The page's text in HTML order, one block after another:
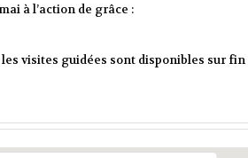
à l’action de grâce :
visites guidées sont disponibles sur